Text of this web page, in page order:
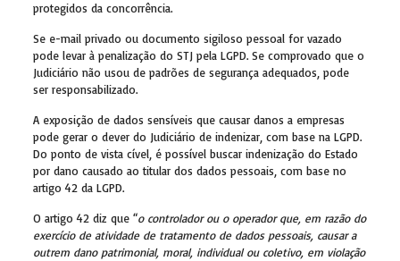
protegidos da concorrência.
Se e-mail privado ou documento sigiloso pessoal for vazado
pode levar à penalização do STJ pela LGPD. Se comprovado que o
Judiciário não usou de padrões de segurança adequados, pode
ser responsabilizado.
A exposição de dados sensíveis que causar danos a empresas
pode gerar o dever do Judiciário de indenizar, com base na LGPD.
Do ponto de vista cível, é possível buscar indenização do Estado
por dano causado ao titular dos dados pessoais, com base no
artigo 42 da LGPD.
O artigo 42 diz que “o controlador ou o operador que, em razão do
exercício de atividade de tratamento de dados pessoais, causar a
outrem dano patrimonial, moral, individual ou coletivo, em violação